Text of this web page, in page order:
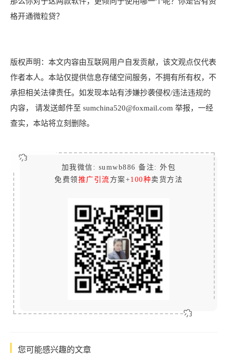
格开通微粒贷？
版权声明：本文内容由互联网用户自发贡献，该文观点仅代表
作者本人。本站仅提供信息存储空间服务，不拥有所有权，不
承担相关法律责任。如发现本站有涉嫌抄袭侵权/违法违规的
内容， 请发送邮件至 sumchina520@foxmail.com 举报，一经
查实，本站将立刻删除。
加我微信: sumwb886 备注: 外包
免费领 推广引流 方案+100种卖货方法
您可能感兴趣的文章